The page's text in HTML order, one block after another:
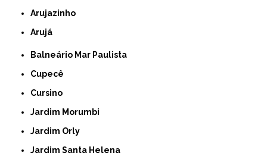
Arujazinho
Arujá
Balneário Mar Paulista
Cupecê
Cursino
Jardim Morumbi
Jardim Orly
Jardim Santa Helena